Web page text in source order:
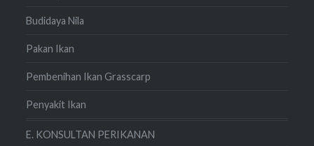
Budidaya Nila
Pakan Ikan
Pembenihan Ikan Grasscarp
Penyakit Ikan
E. KONSULTAN PERIKANAN